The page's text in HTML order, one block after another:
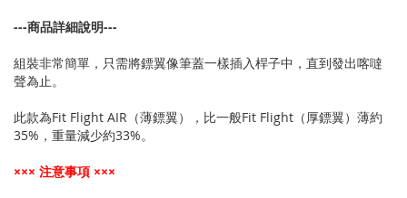
---商品詳細說明---
組裝非常簡單，只需將鏢翼像筆蓋一樣插入桿子中，直到發出喀噠
聲為止。
此款為Fit Flight AIR（薄鏢翼），比一般Fit Flight（厚鏢翼）薄約
35%，重量減少約33%。
××× 注意事項 ×××